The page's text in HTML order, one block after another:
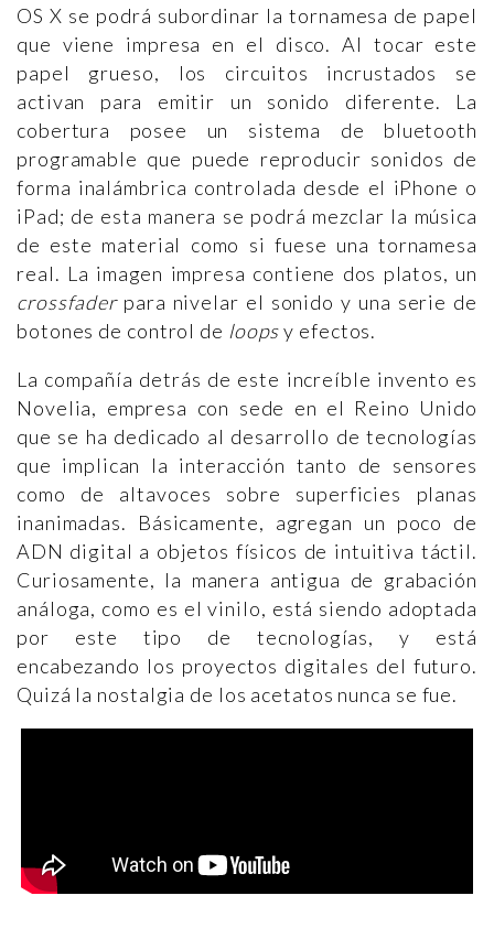
OS X se podrá subordinar la tornamesa de papel
que viene impresa en el disco. Al tocar este
papel grueso, los circuitos incrustados se
activan para emitir un sonido diferente. La
cobertura posee un sistema de bluetooth
programable que puede reproducir sonidos de
forma inalámbrica controlada desde el iPhone o
iPad; de esta manera se podrá mezclar la música
de este material como si fuese una tornamesa
real. La imagen impresa contiene dos platos, un
crossfaderpara nivelar el sonido y una serie de
botones de control de loopsy efectos.
La compañía detrás de este increíble invento es
Novelia, empresa con sede en el Reino Unido
que se ha dedicado al desarrollo de tecnologías
que implican la interacción tanto de sensores
como de altavoces sobre superficies planas
inanimadas. Básicamente, agregan un poco de
ADN digital a objetos físicos de intuitiva táctil.
Curiosamente, la manera antigua de grabación
análoga, como es el vinilo, está siendo adoptada
por este tipo de tecnologías, y está
encabezando los proyectos digitales del futuro.
Quizá la nostalgia de los acetatos nunca se fue.